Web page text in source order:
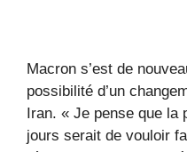
Macron s’est de
possibilité d’un
Iran. « Je pense que la
jours serait de vouloir